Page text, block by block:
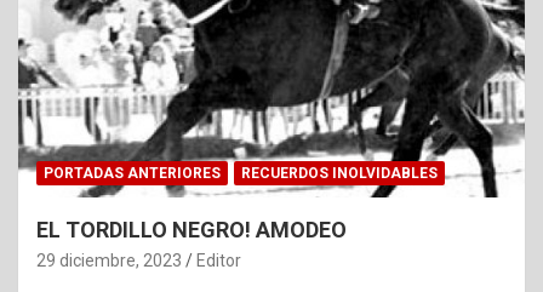
PORTADAS ANTERIORES RECUERDOS INOLVIDABLES
EL TORDILLO NEGRO! AMODEO
29 diciembre, 2023 Editor